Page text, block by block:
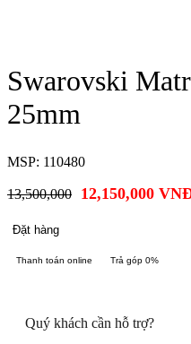
Swarovski
25mm
MSP: 110480
13,500,000 12,150,000
Đặt hàng
Thanh toán online Trả góp 0%
Quý khách cần hỗ trợ?